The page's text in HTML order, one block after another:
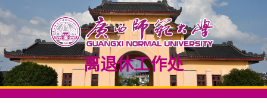
离退休工作处